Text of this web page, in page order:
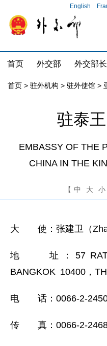
English
首页 外交部 外交部长
首页 > 驻外机构 > 驻外使馆 >
驻泰
EMBASSY OF THE
CHINA IN THE
【 中 大 小
大 使：张建卫（
地 址：57
BANGKOK 10400，
电 话： 0066-2-
传 真：0066-2-